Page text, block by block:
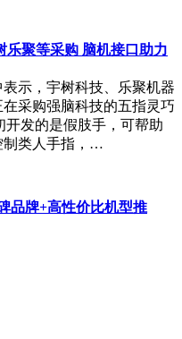
乐聚等采购 脑机接口助力
示，宇树科技、乐聚机器
采购强脑科技的五指灵巧
发的是假肢手，可帮助
制类人手指，…
品牌+高性价比机型推